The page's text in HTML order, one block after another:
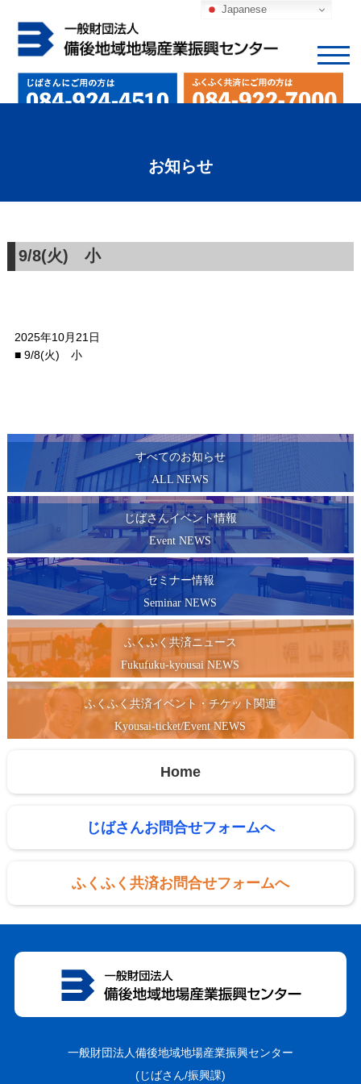
お知らせ
9/8(火) 小
2025年10月21日
■ 9/8(火) 小
すべてのお知らせ
ALL NEWS
じばさんイベント情報
Event NEWS
セミナー情報
Seminar NEWS
ふくふく共済ニュース
Fukufuku-kyousai NEWS
ふくふく共済イベント・チケット関連
Kyousai-ticket/Event NEWS
Home
じばさんお問合せフォームへ
ふくふく共済お問合せフォームへ
一般財団法人備後地域地場産業振興センター
(じばさん/振興課)
Japanese